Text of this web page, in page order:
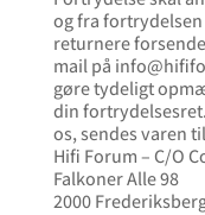
og fra fortrydelsen
returnere
mail på
gøre tydeligt
din
os, sendes varen
Hifi Forum – C/O
Falkoner Alle 98
2000